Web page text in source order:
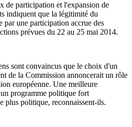
de participation et l'expansion de
indiquent que la légitimité du
par une participation accrue des
prévues du 22 au 25 mai 2014.
sont convaincus que le choix d'un
de la Commission annoncerait un rôle
européenne. Une meilleure
programme politique fort
plus politique, reconnaissent-ils.